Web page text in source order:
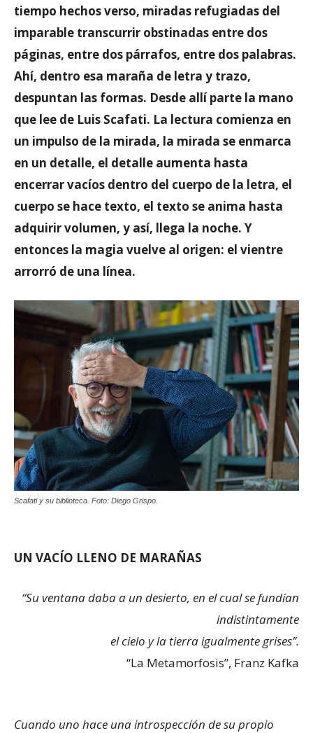
tiempo hechos verso, miradas refugiadas del
imparable transcurrir obstinadas entre dos
páginas, entre dos párrafos, entre dos palabras.
Ahí, dentro esa maraña de letra y trazo,
despuntan las formas. Desde allí parte la mano
que lee de Luis Scafati. La lectura comienza en
un impulso de la mirada, la mirada se enmarca
en un detalle, el detalle aumenta hasta
encerrar vacíos dentro del cuerpo de la letra, el
cuerpo se hace texto, el texto se anima hasta
adquirir volumen, y así, llega la noche. Y
entonces la magia vuelve al origen: el vientre
arrorró de una línea.
Scafati y su biblioteca. Foto: Diego Grispo.
UN VACÍO LLENO DE MARAÑAS
“Su ventana daba a un desierto, en el cual se fundían
indistintamente
el cielo y la tierra igualmente grises”.
“La Metamorfosis”, Franz Kafka
Cuando uno hace una introspección de su propio